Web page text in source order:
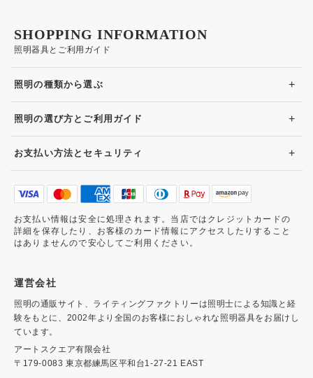
照明器具とご利用ガイド
SHOPPING INFORMATION
照明の種類から選ぶ +
照明の選び方とご利用ガイド +
お支払い方法とセキュリティ +
お支払い情報は安全に処理されます。当店ではクレジットカードの
詳細を保存したり、お客様のカード情報にアクセスしたりすること
はありませんので安心してご利用ください。
運営会社
照明の通販サイト、ライティングファクトリーは照明士による知識と経
験をもとに、2002年より全国のお客様におしゃれな照明器具をお届けし
ています。
アートスクエア有限会社
〒179-0083 東京都練馬区平和台1-27-21 EAST